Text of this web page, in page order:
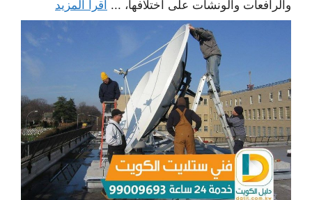
والرافعات والونشات على اختلافها، ... اقرأ المزيد